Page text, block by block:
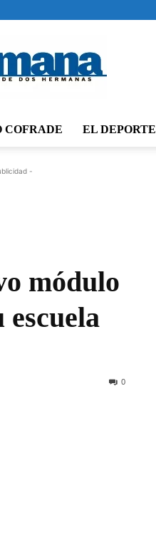
Semana
COFRADE EL DEPORTE
-
módulo
escuela
0